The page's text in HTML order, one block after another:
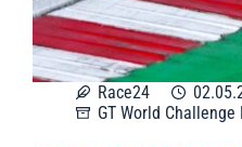
Race24
GT World Challenge